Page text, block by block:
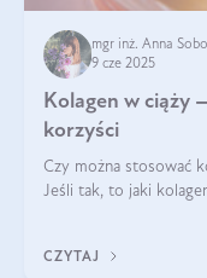
mgr inż. Anna Sobol
9 cze 2025
Kolagen w ciąży
korzyści
Czy można stosować
Jeśli tak, to jaki
CZYTAJ